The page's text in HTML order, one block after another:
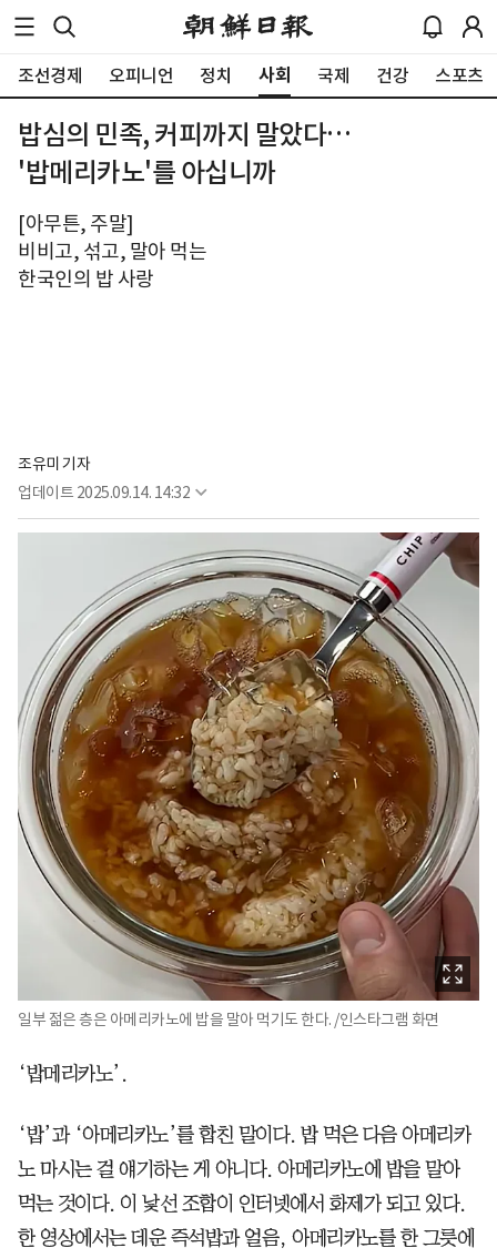
조선경제 오피니언 정치 사회 국제 건강 스포츠
밥심의 민족, 커피까지 말았다…
'밥메리카노'를 아십니까
[아무튼, 주말]
비비고, 섞고, 말아 먹는
한국인의 밥 사랑
조유미 기자
업데이트 2025.09.14. 14:32
일부 젊은 층은 아메리카노에 밥을 말아 먹기도 한다. /인스타그램 화면
‘밥메리카노’.
‘밥’과 ‘아메리카노’를 합친 말이다. 밥 먹은 다음 아메리카
노 마시는 걸 얘기하는 게 아니다. 아메리카노에 밥을 말아
먹는 것이다. 이 낯선 조합이 인터넷에서 화제가 되고 있다.
한 영상에서는 데운 즉석밥과 얼음, 아메리카노를 한 그릇에